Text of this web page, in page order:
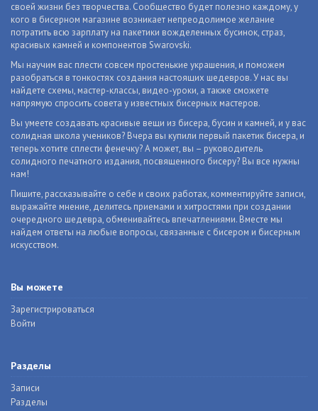
своей жизни без творчества. Сообщество будет полезно каждому, у
кого в бисерном магазине возникает непреодолимое желание
потратить всю зарплату на пакетики вожделенных бусинок, страз,
красивых камней и компонентов Swarovski.
Мы научим вас плести совсем простенькие украшения, и поможем
разобраться в тонкостях создания настоящих шедевров. У нас вы
найдете схемы, мастер-классы, видео-уроки, а также сможете
напрямую спросить совета у известных бисерных мастеров.
Вы умеете создавать красивые вещи из бисера, бусин и камней, и у вас
солидная школа учеников? Вчера вы купили первый пакетик бисера, и
теперь хотите сплести фенечку? А может, вы – руководитель
солидного печатного издания, посвященного бисеру? Вы все нужны
нам!
Пишите, рассказывайте о себе и своих работах, комментируйте записи,
выражайте мнение, делитесь приемами и хитростями при создании
очередного шедевра, обменивайтесь впечатлениями. Вместе мы
найдем ответы на любые вопросы, связанные с бисером и бисерным
искусством.
Вы можете
Зарегистрироваться
Войти
Разделы
Записи
Разделы